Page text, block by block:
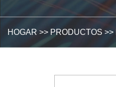
HOGAR >> PRODUCTOS >>